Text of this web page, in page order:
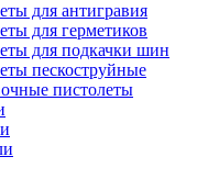
для антигравия
для герметиков
для подкачки шин
пескоструйные
пистолеты